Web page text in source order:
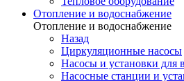
Отопление и водоснабжение
Отопление и водоснабжение
Назад
Циркуляционные насосы
Насосы и установки для
Насосные станции и